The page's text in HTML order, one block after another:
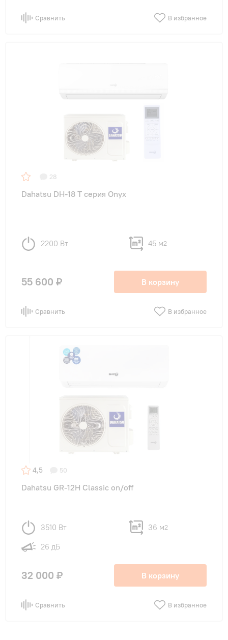
Сравнить В избранное
28
Dahatsu DH-18 T серия Onyx
2200 Вт 45 м2
55 600 ₽ В корзину
Сравнить В избранное
4,5 50
Dahatsu GR-12H Classic on/off
3510 Вт 36 м2
26 дБ
32 000 ₽ В корзину
Сравнить В избранное